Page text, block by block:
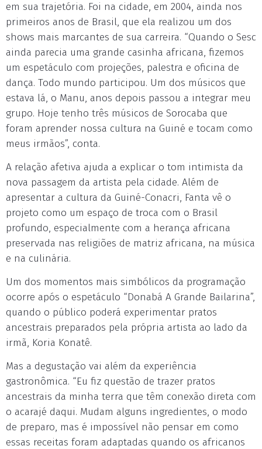
em sua trajetória. Foi na cidade, em 2004, ainda nos
primeiros anos de Brasil, que ela realizou um dos
shows mais marcantes de sua carreira. “Quando o Sesc
ainda parecia uma grande casinha africana, fizemos
um espetáculo com projeções, palestra e oficina de
dança. Todo mundo participou. Um dos músicos que
estava lá, o Manu, anos depois passou a integrar meu
grupo. Hoje tenho três músicos de Sorocaba que
foram aprender nossa cultura na Guiné e tocam como
meus irmãos”, conta.
A relação afetiva ajuda a explicar o tom intimista da
nova passagem da artista pela cidade. Além de
apresentar a cultura da Guiné-Conacri, Fanta vê o
projeto como um espaço de troca com o Brasil
profundo, especialmente com a herança africana
preservada nas religiões de matriz africana, na música
e na culinária.
Um dos momentos mais simbólicos da programação
ocorre após o espetáculo “Donabá A Grande Bailarina”,
quando o público poderá experimentar pratos
ancestrais preparados pela própria artista ao lado da
irmã, Koria Konatê.
Mas a degustação vai além da experiência
gastronômica. “Eu fiz questão de trazer pratos
ancestrais da minha terra que têm conexão direta com
o acarajé daqui. Mudam alguns ingredientes, o modo
de preparo, mas é impossível não pensar em como
essas receitas foram adaptadas quando os africanos